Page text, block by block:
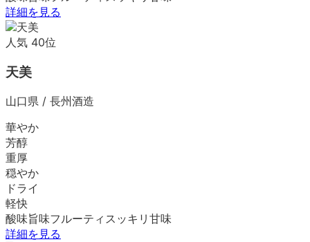
詳細を見る
人気 40位
天美
山口県 / 長州酒造
華やか
芳醇
重厚
穏やか
ドライ
軽快
酸味旨味フルーティ スッキリ 甘味
詳細を見る